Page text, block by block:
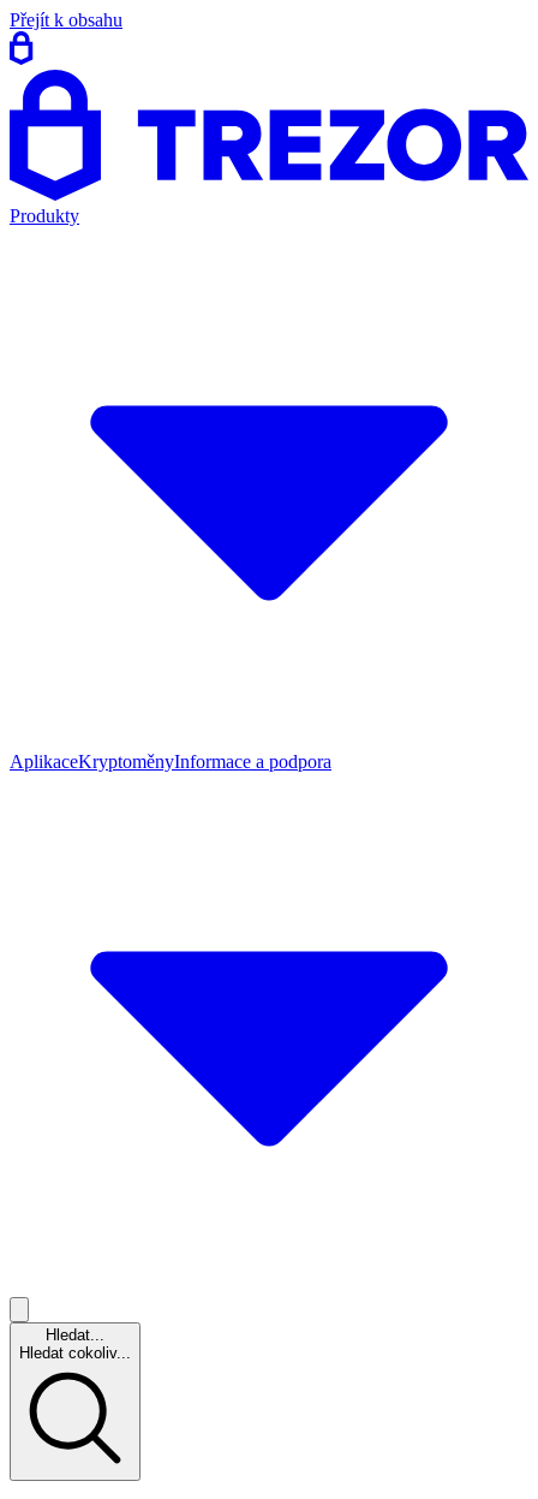
Přejít k obsahu
Produkty
AplikaceKryptoměnyInformace a podpora
Hledat...
Hledat cokoliv...